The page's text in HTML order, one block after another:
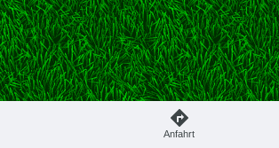
Anfahrt